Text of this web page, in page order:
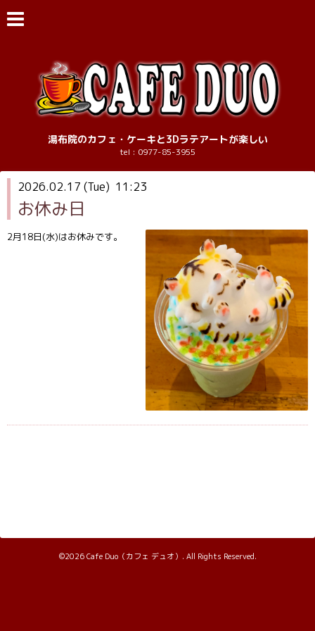
湯布院のカフェ・ケーキと3Dラテアートが楽しい
tel : 0977-85-3955
2026.02.17 (Tue) 11:23
お休み日
2月18日(水)はお休みです。
©2026Cafe Duo（カフェ デュオ） . All Rights Reserved.